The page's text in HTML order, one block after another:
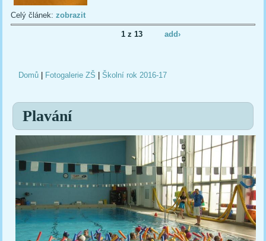
Celý článek:zobrazit
1 z 13 add›
Domů| Fotogalerie ZŠ Školní rok 2016-17
Plavání